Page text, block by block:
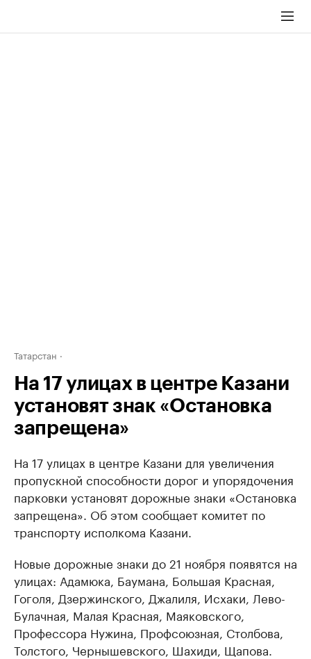
Татарстан
На 17 улицах в центре Казани
установят знак «Остановка
запрещена»
На 17 улицах в центре Казани для увеличения
пропускной способности дорог и упорядочения
парковки установят дорожные знаки «Остановка
запрещена». Об этом сообщает комитет по
транспорту исполкома Казани.
Новые дорожные знаки до 21 ноября появятся на
улицах: Адамюка, Баумана, Большая Красная,
Гоголя, Дзержинского, Джалиля, Исхаки, Лево-
Булачная, Малая Красная, Маяковского,
Профессора Нужина, Профсоюзная, Столбова,
Толстого, Чернышевского, Шахиди, Щапова.